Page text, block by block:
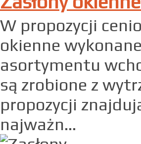
W propozycji
okienne
asortymentu
są zrobione z
propozycji
najważn...